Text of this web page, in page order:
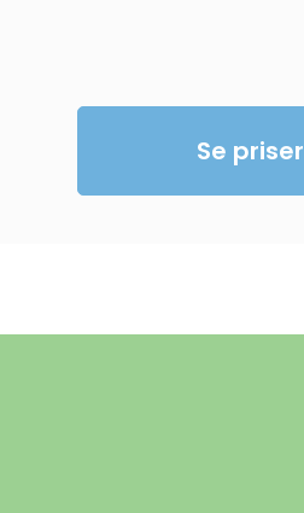
Se priser